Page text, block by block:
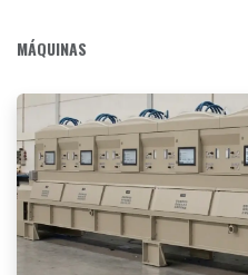
MÁQUINAS